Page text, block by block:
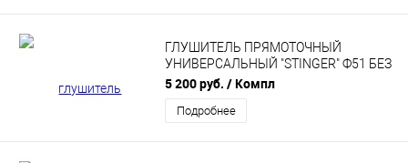
ГЛУШИТЕЛЬ ПРЯМОТОЧНЫЙ
УНИВЕРСАЛЬНЫЙ "STINGER" Ф51 БЕЗ
НАСАДКИ НЕРЖАВЕЙКА
5 200 руб. / Компл
Подробнее